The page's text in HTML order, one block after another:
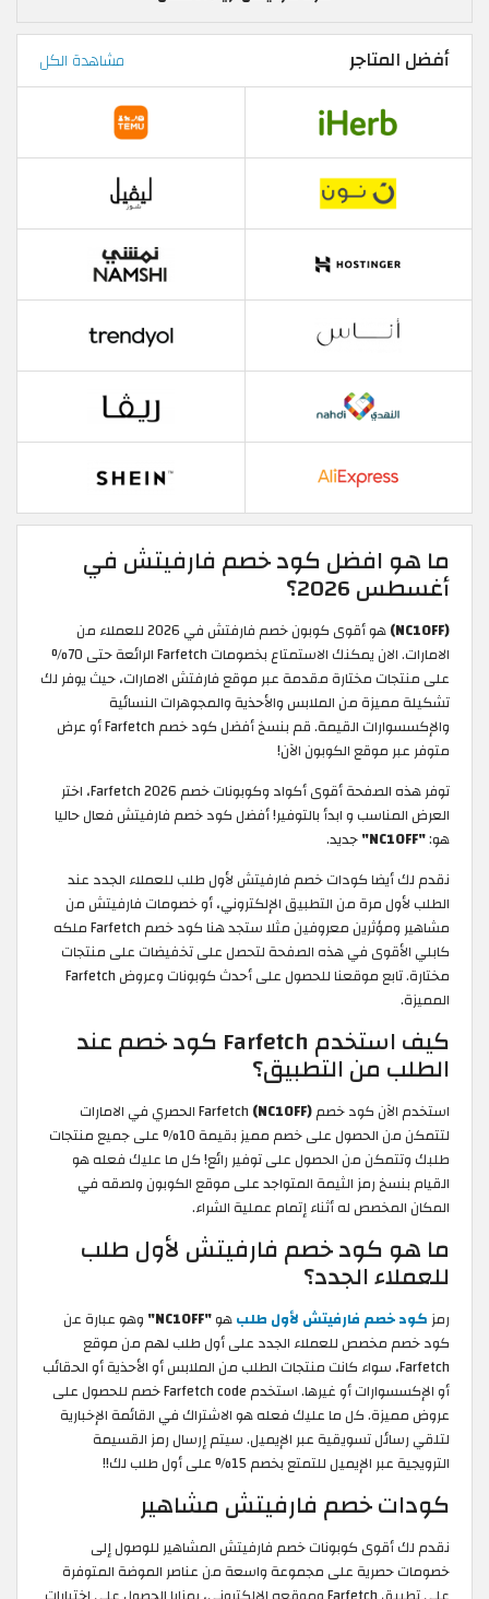
أفضل المتاجر مشاهدة الكل
ما هو افضل كود خصم فارفيتش في
أغسطس 2026؟
(NC10FF)
هو أقوى كوبون خصم فارفتش في 2026 للعملاء من
الامارات. الان يمكنك الاستمتاع بخصومات Farfetch الرائعة حتى 70%
على منتجات مختارة مقدمة عبر موقع فارفتش الامارات، حيث يوفر لك
تشكيلة مميزة من الملابس والأحذية والمجوهرات النسائية
والإكسسوارات القيمة. قم بنسخ أفضل كود خصم Farfetch أو عرض
متوفر عبر موقع الكوبون الآن!
توفر هذه الصفحة أقوى أكواد وكوبونات خصم Farfetch 2026، اختر
العرض المناسب و ابدأ بالتوفير! أفضل كود خصم فارفيتش فعال حاليا
هو:"NC10FF"
جديد.
نقدم لك أيضا كودات خصم فارفيتش لأول طلب للعملاء الجدد عند
الطلب لأول مرة من التطبيق الإلكتروني، أو خصومات فارفيتش من
مشاهير ومؤثرين معروفين مثلا ستجد هنا كود خصم Farfetch ملكه
كابلي الأقوى في هذه الصفحة لتحصل على تخفيضات على منتجات
مختارة. تابع موقعنا للحصول على أحدث كوبونات وعروض Farfetch
المميزة.
كيف استخدم Farfetch كود خصم عند
الطلب من التطبيق؟
استخدم الآن كود خصم Farfetch(NC10FF)
الحصري في الامارات
لتتمكن من الحصول على خصم مميز بقيمة 10% على جميع منتجات
طلبك وتتمكن من الحصول على توفير رائع! كل ما عليك فعله هو
القيام بنسخ رمز الثيمة المتواجد على موقع الكوبون ولصقه في
المكان المخصص له أثناء إتمام عملية الشراء.
ما هو كود خصم فارفيتش لأول طلب
للعملاء الجدد؟
رمزكود خصم فارفيتش لأول طلبهو"NC10FF"
وهو عبارة عن
كود خصم مخصص للعملاء الجدد على أول طلب لهم من موقع
Farfetch، سواء كانت منتجات الطلب من الملابس أو الأحذية أو الحقائب
أو الإكسسوارات أو غيرها. استخدم Farfetch code خصم للحصول على
عروض مميزة. كل ما عليك فعله هو الاشتراك في القائمة الإخبارية
لتلقي رسائل تسويقية عبر الإيميل. سيتم إرسال رمز القسيمة
الترويجية عبر الإيميل للتمتع بخصم 15% على أول طلب لك!!
كودات خصم فارفيتش مشاهير
نقدم لك أقوى كوبونات خصم فارفيتش المشاهير للوصول إلى
خصومات حصرية على مجموعة واسعة من عناصر الموضة المتوفرة